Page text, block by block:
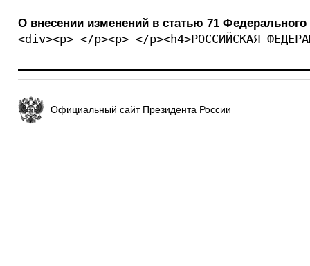
О внесении изменений в статью 71
<div><p> </p><p> </p><h4>РОССИЙСКАЯ
Официальный сайт Президента России